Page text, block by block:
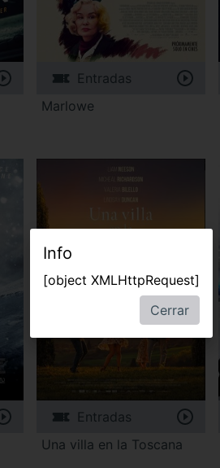
Entradas
Marlowe
Entradas
Una villa en la Toscana
Info
[object XMLHttpRequest]
Cerrar